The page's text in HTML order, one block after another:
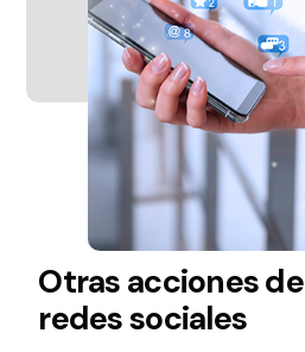
Otras acciones de
redes sociales